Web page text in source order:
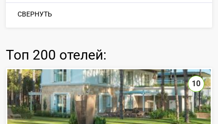
СВЕРНУТЬ
Топ 200 отелей:
10